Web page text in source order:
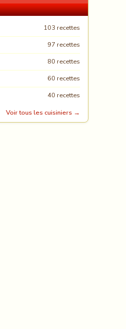
103 recettes
97 recettes
80 recettes
60 recettes
40 recettes
Voir tous les cuisiniers →